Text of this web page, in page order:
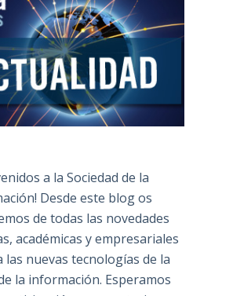
a la Sociedad de la
Desde este blog os
de todas las novedades
académicas y empresariales
nuevas tecnologías de la
la información. Esperamos